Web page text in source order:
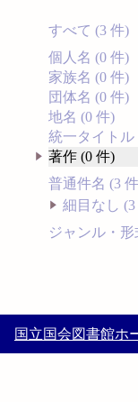
すべて (3 件)
個人名 (0 件)
家族名 (0 件)
団体名 (0 件)
地名 (0 件)
統一タイトル
著作 (0 件)
普通件名 (3
細目なし (3
ジャンル・形
国立国会図書館ホ